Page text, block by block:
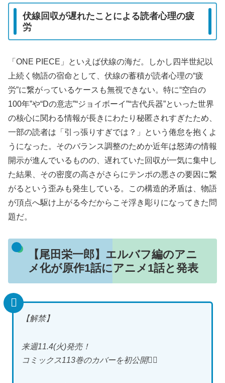
伏線回収が遅れたことによる読者心理の疲
労
「ONE PIECE」といえば伏線の海だ。しかし四半世紀以
上続く物語の宿命として、伏線の蓄積が読者心理の“疲
労”に繋がっているケースも無視できない。特に“空白の
100年”や“Dの意志”“ジョイボーイ”“古代兵器”といった世界
の核心に関わる情報が長きにわたり秘匿されすぎたため、
一部の読者は「引っ張りすぎでは？」という倦怠を抱くよ
うになった。そのバランス調整のためか近年は怒涛の情報
開示が進んでいるものの、遅れていた回収が一気に集中し
た結果、その密度の高さがさらにテンポの悪さの要因に繋
がるという歪みも発生している。この構造的矛盾は、物語
が頂点へ駆け上がる今だからこそ浮き彫りになってきた問
題だ。
【尾田栄一郎】エルバフ編のアニ
メ化が原作1話にアニメ1話と発表
【解禁】
来週11.4(火)発売！
コミックス113巻のカバーを初公開🏴‍☠️